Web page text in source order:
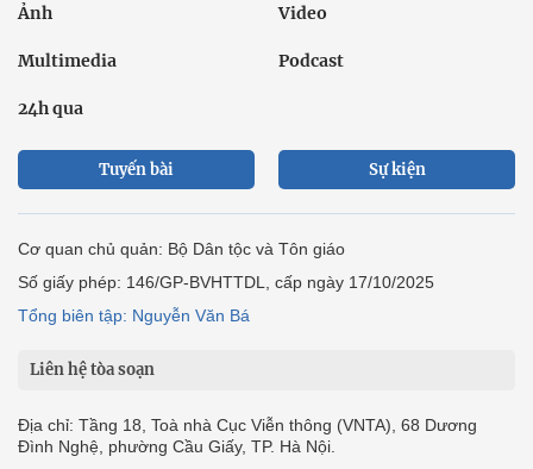
Ảnh Video
Multimedia Podcast
24h qua
Tuyến bài Sự kiện
Cơ quan chủ quản: Bộ Dân tộc và Tôn giáo
Số giấy phép: 146/GP-BVHTTDL, cấp ngày 17/10/2025
Tổng biên tập: Nguyễn Văn Bá
Liên hệ tòa soạn
Địa chỉ: Tầng 18, Toà nhà Cục Viễn thông (VNTA), 68 Dương
Đình Nghệ, phường Cầu Giấy, TP. Hà Nội.